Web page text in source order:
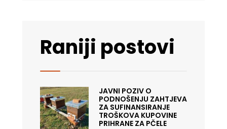
Raniji postovi
JAVNI POZIV O
PODNOŠENJU ZAHTJEVA
ZA SUFINANSIRANJE
TROŠKOVA KUPOVINE
PRIHRANE ZA PČELE